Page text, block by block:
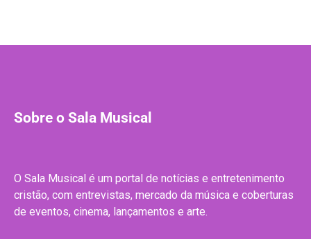
Sobre o Sala Musical
O Sala Musical é um portal de notícias e entretenimento
cristão, com entrevistas, mercado da música e coberturas
de eventos, cinema, lançamentos e arte.